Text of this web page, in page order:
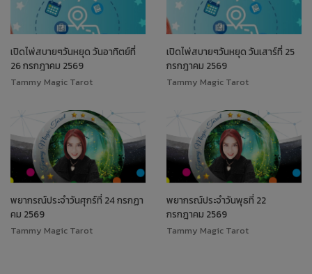
เปิดไพ่สบายๆวันหยุด วันอาทิตย์ที่
26 กรกฎาคม 2569
Tammy Magic Tarot
เปิดไพ่สบายๆวันหยุด วันเสาร์ที่ 25
กรกฎาคม 2569
Tammy Magic Tarot
พยากรณ์ประจำวันศุกร์ที่ 24 กรกฏา
คม 2569
Tammy Magic Tarot
พยากรณ์ประจำวันพุธที่ 22
กรกฎาคม 2569
Tammy Magic Tarot